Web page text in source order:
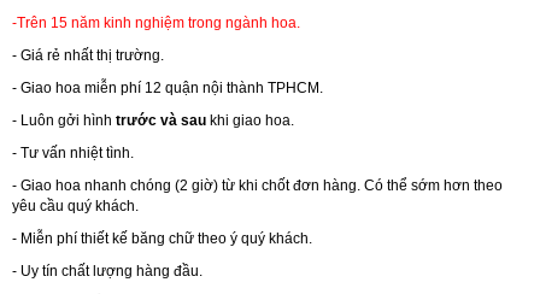
-Trên 15 năm kinh nghiệm trong ngành hoa.
- Giá rẻ nhất thị trường.
- Giao hoa miễn phí 12 quận nội thành TPHCM.
- Luôn gởi hình trước và sau khi giao hoa.
- Tư vấn nhiệt tình.
- Giao hoa nhanh chóng (2 giờ) từ khi chốt đơn hàng. Có thể sớm hơn theo
yêu cầu quý khách.
- Miễn phí thiết kế băng chữ theo ý quý khách.
- Uy tín chất lượng hàng đầu.